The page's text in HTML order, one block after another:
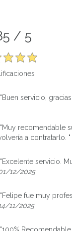
/ 5
"Buen servicio,
"Muy recomendable
a contratarlo. "
"Excelente servicio.
12/2025
"Felipe fue muy
11/2025
"100%